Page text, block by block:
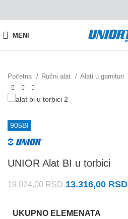
MENI
Početna Ručni alat Alati u garnituri
905BI
UNIOR Alat BI u torbici
19.024,00RSD 13.316,00 RSD
UKUPNO ELEMENATA